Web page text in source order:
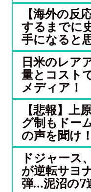
【海外の反
するまでに
手になると
日米のレア
量とコスト
メディア！
【悲報】上
グ制もドー
の声を聞け！
ドジャース
が逆転サヨ
弾…泥沼の7